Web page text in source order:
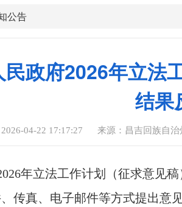
公告
民政府2026年立
结果
04-22 17:17:27 来源：昌吉回族自治
年立法工作计划（征求意见
传真、电子邮件等方式提出意见